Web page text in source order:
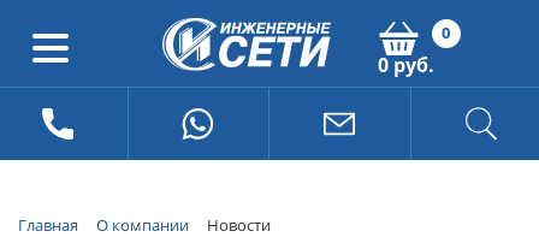
0
0 руб.
Главная О компании Новости